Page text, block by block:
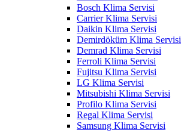
Bosch Klima Servisi
Carrier Klima Servisi
Daikin Klima Servisi
Demirdöküm Klima Servisi
Demrad Klima Servisi
Ferroli Klima Servisi
Fujitsu Klima Servisi
LG Klima Servisi
Mitsubishi Klima Servisi
Profilo Klima Servisi
Regal Klima Servisi
Samsung Klima Servisi